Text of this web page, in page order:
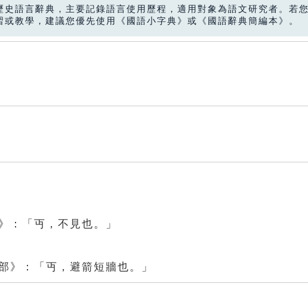
史語言辭典，主要記錄語言使用歷程，適用對象為語文研究者。若
教學，建議您優先使用《國語小字典》或《國語辭典簡編本》。
：「丏，不見也。」
》：「丏，避箭短牆也。」